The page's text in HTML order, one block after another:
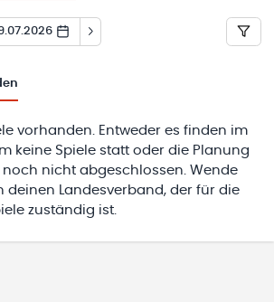
vorhanden. Entweder es finden im
keine Spiele statt oder die Planung
nicht abgeschlossen. Wende
deinen Landesverband, der für die
zuständig ist.